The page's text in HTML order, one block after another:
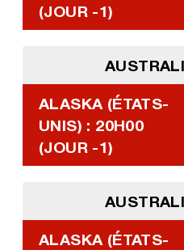
(JOUR -1)
ALASKA (ÉTATS-
UNIS) : 20H00
(JOUR -1)
ALASKA (ÉTATS-